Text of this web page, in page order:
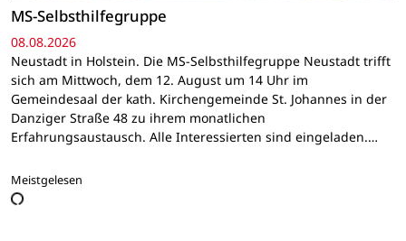
MS-Selbsthilfegruppe
08.08.2026
Neustadt in Holstein. Die MS-Selbsthilfegruppe Neustadt trifft
sich am Mittwoch, dem 12. August um 14 Uhr im
Gemeindesaal der kath. Kirchengemeinde St. Johannes in der
Danziger Straße 48 zu ihrem monatlichen
Erfahrungsaustausch. Alle Interessierten sind eingeladen.…
Meistgelesen